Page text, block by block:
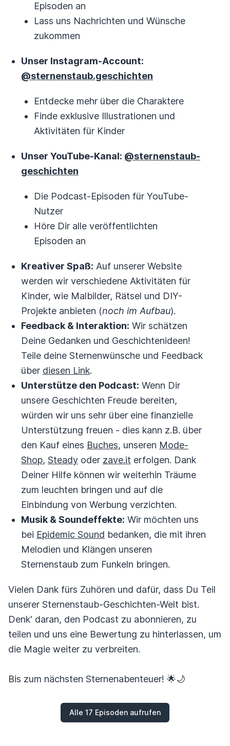
Episoden an
Lass uns Nachrichten und Wünsche
zukommen
Unser Instagram-Account:
@sternenstaub.geschichten
Entdecke mehr über die Charaktere
Finde exklusive Illustrationen und
Aktivitäten für Kinder
Unser YouTube-Kanal: @sternenstaub-
geschichten
Die Podcast-Episoden für YouTube-
Nutzer
Höre Dir alle veröffentlichten
Episoden an
Kreativer Spaß: Auf unserer Website
werden wir verschiedene Aktivitäten für
Kinder, wie Malbilder, Rätsel und DIY-
Projekte anbieten (noch im Aufbau).
Feedback & Interaktion: Wir schätzen
Deine Gedanken und Geschichtenideen!
Teile deine Sternenwünsche und Feedback
über diesen Link.
Unterstütze den Podcast: Wenn Dir
unsere Geschichten Freude bereiten,
würden wir uns sehr über eine finanzielle
Unterstützung freuen - dies kann z.B. über
den Kauf eines Buches, unseren Mode-
Shop, Steady oder zave.it erfolgen. Dank
Deiner Hilfe können wir weiterhin Träume
zum leuchten bringen und auf die
Einbindung von Werbung verzichten.
Musik & Soundeffekte: Wir möchten uns
bei Epidemic Sound bedanken, die mit ihren
Melodien und Klängen unseren
Sternenstaub zum Funkeln bringen.
Vielen Dank fürs Zuhören und dafür, dass Du Teil
unserer Sternenstaub-Geschichten-Welt bist.
Denk' daran, den Podcast zu abonnieren, zu
teilen und uns eine Bewertung zu hinterlassen, um
die Magie weiter zu verbreiten.
Bis zum nächsten Sternenabenteuer! 🌟🌙
Alle 17 Episoden aufrufen